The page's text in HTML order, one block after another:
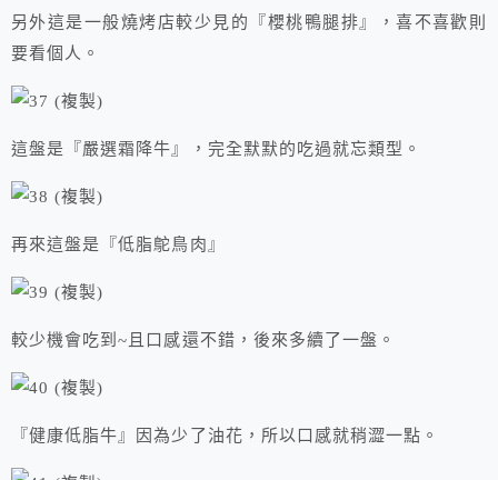
另外這是一般燒烤店較少見的『櫻桃鴨腿排』，喜不喜歡則
要看個人。
這盤是『嚴選霜降牛』，完全默默的吃過就忘類型。
再來這盤是『低脂鴕鳥肉』
較少機會吃到~且口感還不錯，後來多續了一盤。
『健康低脂牛』因為少了油花，所以口感就稍澀一點。